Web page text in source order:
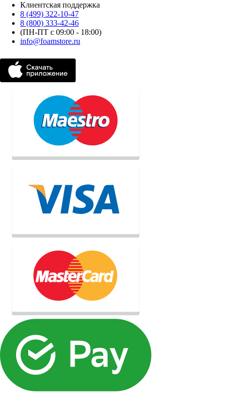
Клиентская поддержка
8 (499) 322-10-47
8 (800) 333-42-46
(ПН-ПТ с 09:00 - 18:00)
info@foamstore.ru